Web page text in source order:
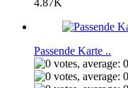
4.87K
Passende Karte ..